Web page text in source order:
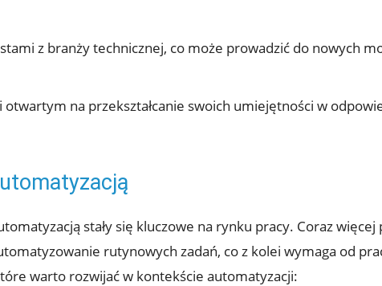
z branży technicznej, co może prowadzić do nowych
otwartym na przekształcanie swoich umiejętności w
stały się kluczowe na rynku pracy. Coraz
rutynowych zadań, co z kolei wymaga od
warto rozwijać w kontekście automatyzacji: